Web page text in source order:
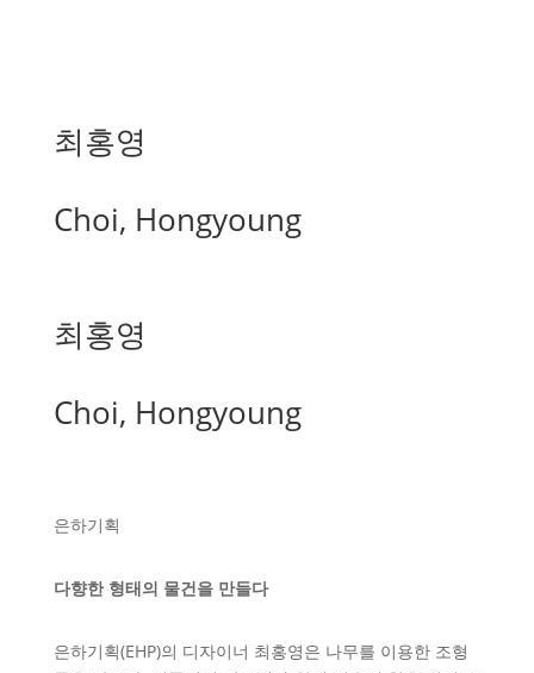
최홍영
Choi, Hongyoung
최홍영
Choi, Hongyoung
은하기획
다향한 형태의 물건을 만들다
은하기획(EHP)의 디자이너 최홍영은 나무를 이용한 조형